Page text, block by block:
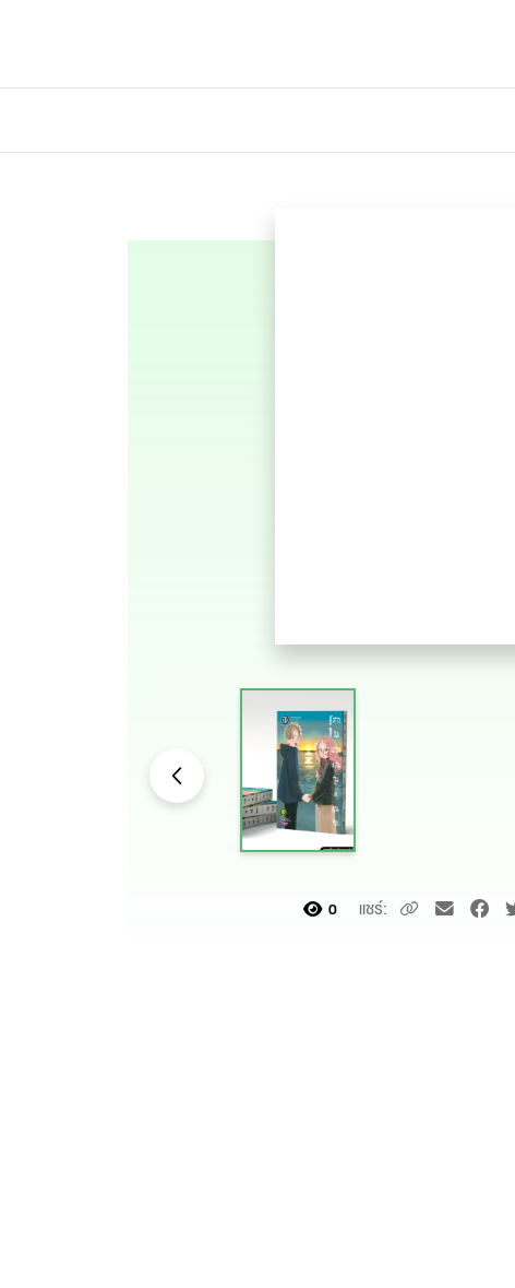
0 แชร์: